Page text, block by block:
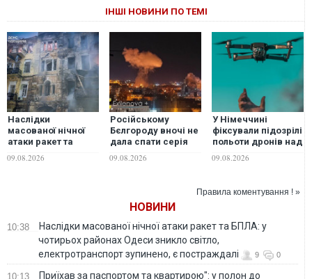
ІНШІ НОВИНИ ПО ТЕМІ
Наслідки
масованої нічної
атаки ракет та
районах Одеси
09.08.2026
Російському
Бєлгороду вночі не
дала спати серія
09.08.2026
У Німеччині
фіксували підозрілі
польоти дронів над
ремонтують Patriot
09.08.2026
Правила коментування ! »
НОВИНИ
10:38
Наслідки масованої нічної атаки ракет та БПЛА: у
чотирьох районах Одеси зникло світло,
електротранспорт зупинено, є постраждалі
9 0
10:13
Приїхав за паспортом та квартирою": у полон до